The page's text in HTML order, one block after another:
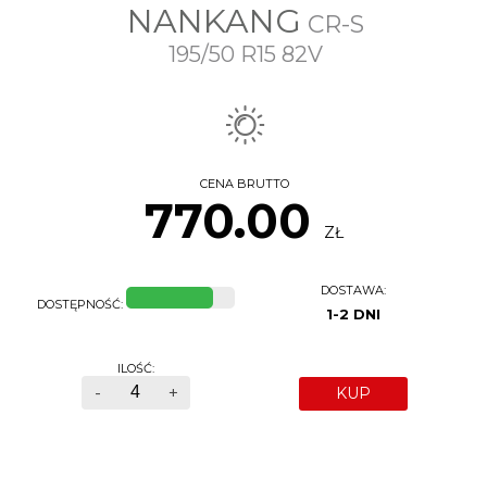
NANKANG CR-S
195/50 R15 82V
CENA BRUTTO
770.00 ZŁ
DOSTĘPNOŚĆ:
DOSTAWA:
1-2 DNI
ILOŚĆ:
- + KUP